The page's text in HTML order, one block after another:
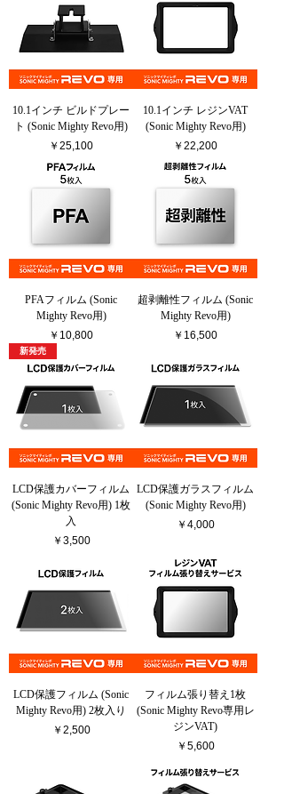
10.1インチ ビルドプレー
ト (Sonic Mighty Revo用)
価格
￥25,100
10.1インチ レジンVAT
(Sonic Mighty Revo用)
価格
￥22,200
PFAフィルム (Sonic
Mighty Revo用)
価格
￥10,800
超剥離性フィルム (Sonic
Mighty Revo用)
価格
￥16,500
新発売
LCD保護カバーフィルム
(Sonic Mighty Revo用) 1枚
入
価格
￥3,500
LCD保護ガラスフィルム
(Sonic Mighty Revo用)
価格
￥4,000
LCD保護フィルム (Sonic
Mighty Revo用) 2枚入り
価格
￥2,500
フィルム張り替え1枚
(Sonic Mighty Revo専用レ
ジンVAT)
価格
￥5,600